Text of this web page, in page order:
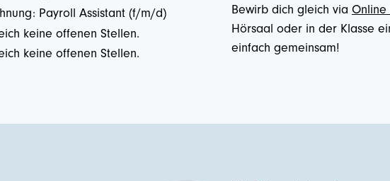
Payroll Assistant (f/m/d)
keine offenen Stellen.
keine offenen Stellen.
Bewirb dich gleich via Online
Hörsaal oder in der Klasse
einfach gemeinsam!